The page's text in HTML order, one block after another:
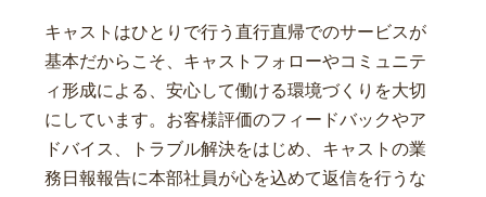
キャストはひとりで行う直行直帰でのサービスが
基本だからこそ、キャストフォローやコミュニテ
ィ形成による、安心して働ける環境づくりを大切
にしています。お客様評価のフィードバックやア
ドバイス、トラブル解決をはじめ、キャストの業
務日報報告に本部社員が心を込めて返信を行うな